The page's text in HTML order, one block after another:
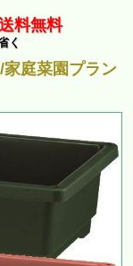
料無料
く
庭菜園プラン